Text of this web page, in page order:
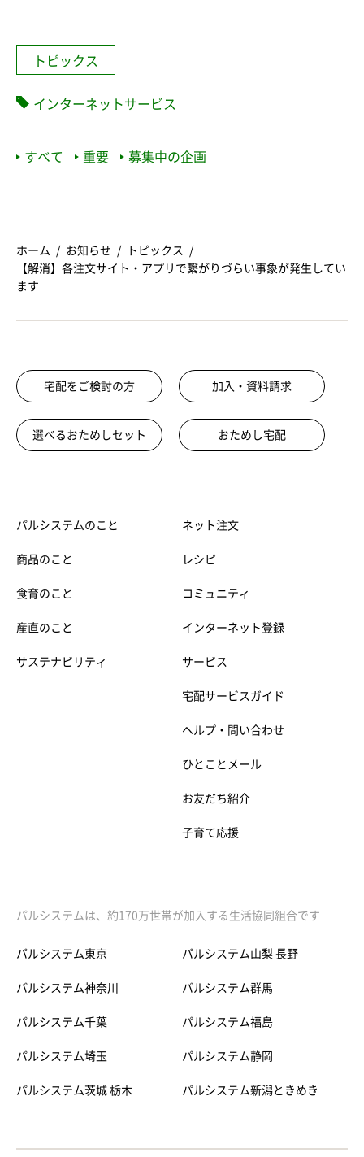
トピックス
インターネットサービス
すべて 重要 募集中の企画
ホーム お知らせ
トピックス
【解消】各注文サイト・アプリで繋がりづらい事象が発生してい
ます
宅配をご検討の方 加入・資料請求
選べるおためしセット おためし宅配
パルシステムのこと
商品のこと
食育のこと
産直のこと
サステナビリティ
ネット注文
レシピ
コミュニティ
インターネット登録
サービス
宅配サービスガイド
ヘルプ・問い合わせ
ひとことメール
お友だち紹介
子育て応援
パルシステムは、約170万世帯が加入する生活協同組合です
パルシステム東京
パルシステム神奈川
パルシステム千葉
パルシステム埼玉
パルシステム茨城 栃木
パルシステム山梨 長野
パルシステム群馬
パルシステム福島
パルシステム静岡
パルシステム新潟ときめき